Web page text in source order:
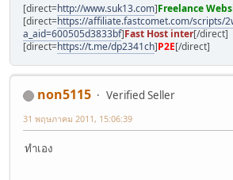
[direct=http://www.suk13.com]Freelance
[direct=https://affiliate.fastcomet.com/scripts/
a_aid=600505d3833bf]Fast Host inter[/direct]
[direct=https://t.me/dp2341ch]P2E[/direct]
non5115
Verified Seller
31 พฤษภาคม 2011, 15:06:39
ทำเอง